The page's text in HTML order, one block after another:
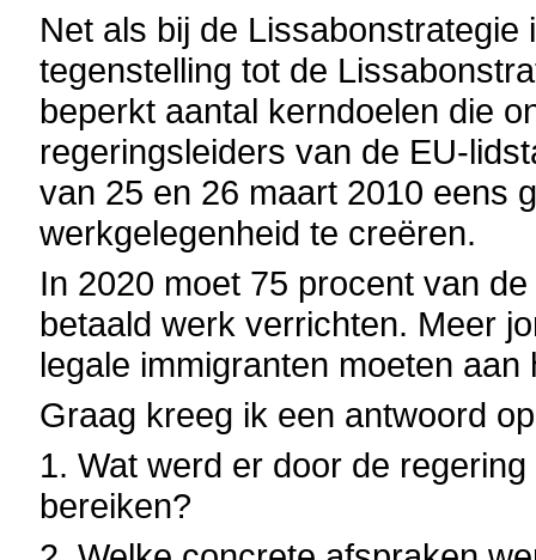
Net als bij de
tegenstelling tot de
beperkt aantal kerndoelen die
regeringsleiders van de EU-
van 25 en 26 maart 2010 eens
werkgelegenheid te creëren.
In 2020 moet 75 procent van
betaald werk verrichten. Meer
legale immigranten moeten aan
Graag kreeg ik een antwoord
1. Wat werd er door de
bereiken?